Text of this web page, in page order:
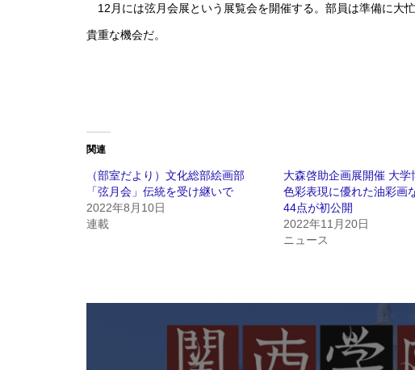
12月には弦月会展という展覧会を開催する。部員は準備に大
貴重な機会だ。
関連
（部室だより）文化総部絵画部
「弦月会」伝統を受け継いで
2022年8月10日
連載
大森啓助企画展開催 大
色彩表現に優れた油彩
44点が初公開
2022年11月20日
ニュース